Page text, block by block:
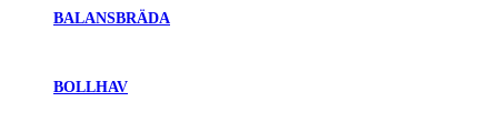
BALANSBRÄDA
BOLLHAV